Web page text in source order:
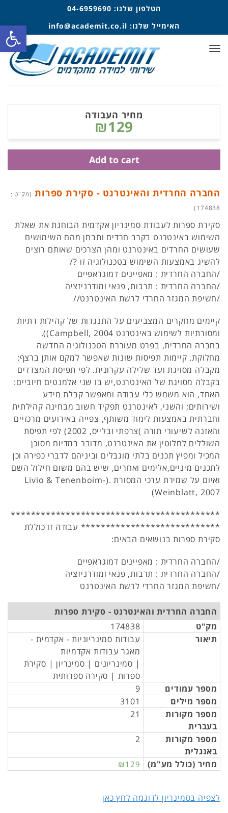
הטלפון שלנו: 04-6959690
האימייל שלנו: info@academit.co.il
תפריט
החברה החרדית והאינטרנט - סקירת ספרות (מק"ט :
174838)
סקירת ספרות לעבודת סמינריון אקדמית הבוחנת את שאלת
השימוש באינטרנט בקרב חרדים ותבחן מהם השימושים
שעושים החרדים באינטרנט ומהן הצרכים שאותם רוצים
להשיג באמצעות השימוש בטכנולוגיה זו ?/
/החברה החרדית : מאפיינים דמוגראפיים
/החברה החרדית : תרבות, פנאי ומודרניזציה
/חשיפת המגזר החרדי לרשת האינטרנט//
קיימים מחקרים המצביעים על התנגדות של קהילות דתיות
ומסורתיות לשימוש באינטרנט Campbell, 2004)).
בחברה החרדית, בפרט מעוררת הטכנולוגיה החדשה
מחלוקת. קיימות תפיסות שונות שאפשר למקם אותן ברצף:
מקבלה מסויגת ועד שלילה עקרונית. לפי תפיסת המצדדים
בקבלה מסויגת של האינטרנט,יש בו שני אלמנטים חיוביים:
האחד, הוא משמש כלי עבודה ומאפשר קבלת מידע
ושירותים; והשני, לאינטרנט תפקיד חשוב מבחינה קהילתית
וחברתית באמצעות לימוד משותף, צפייה באירועים מרכזיים
והאזנה לשיעורי תורה )צרפתי ובלייס, 2002) לפי תפיסת
השוללים לחלוטין את האינטרנט, מדובר במדיום מסוכן
המכיל ומפיץ תכנים בלתי מוגבלים וביניהם לדברי כפירה וכן
לתכנים מיניים,אלימים ואחרים, שיש בהם משום חילול השם
ואיום על שמירת ערכי המסורת .(Livio & Tenenboim-
Weinblatt, 2007)
******************************************
**************************** עבודה זו כוללת
סקירת ספרות בנושאים הבאים:
/החברה החרדית : מאפיינים דמוגראפיים
/החברה החרדית : תרבות, פנאי ומודרניזציה
/חשיפת המגזר החרדי לרשת האינטרנט
החברה החרדית והאינטרנט - סקירת ספרות
מק"ט
174838
תיאור
עבודות סמינריוניות - אקדמית -
מאגר עבודות אקדמיות
| סמינריונים | סמינריון | סקירת
ספרות | סקירה ספרותית
מספר עמודים
9
מספר מילים
3101
מספר מקורות
בעברית
21
מספר מקורות
באנגלית
2
מחיר (כולל מע"מ) ₪129
לצפיה בסמינריון לדוגמה לחץ כאן
מחיר העבודה
₪129
Add to cart
פתח